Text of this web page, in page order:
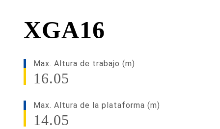
XGA16
Max. Altura de trabajo (m)
16.05
Max. Altura de la plataforma (m)
14.05